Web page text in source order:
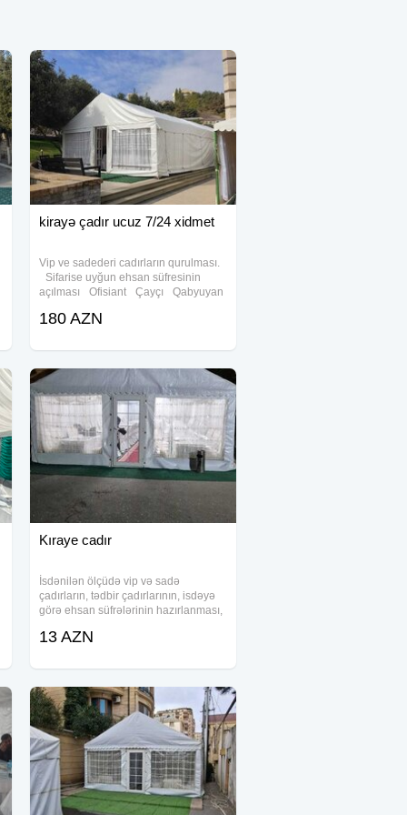
kirayə çadır ucuz 7/24 xidmet
Vip ve sadederi cadırların qurulması.
Sifarise uyğun ehsan süfresinin
açılması Ofisiant Çayçı Qabyuyan
Samavar Defn masını Kiraye cadır,
cenaze
180 AZN
Kıraye cadır
İsdənilən ölçüdə vip və sadə
çadırların, tədbir çadırlarının, isdəyə
görə ehsan süfrələrinin hazırlanması,
13 AZN